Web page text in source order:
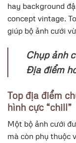
hay background
concept vintage.
giúp bộ ảnh cưới
Chụp ảnh
Địa điểm
Top địa điểm
hình cực “chill”
Một bộ ảnh cưới
mà còn phụ thuộc